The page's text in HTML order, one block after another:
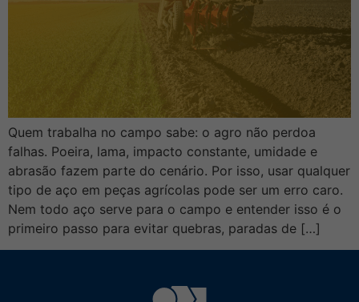
Quem trabalha no campo sabe: o agro não perdoa
falhas. Poeira, lama, impacto constante, umidade e
abrasão fazem parte do cenário. Por isso, usar qualquer
tipo de aço em peças agrícolas pode ser um erro caro.
Nem todo aço serve para o campo e entender isso é o
primeiro passo para evitar quebras, paradas de […]